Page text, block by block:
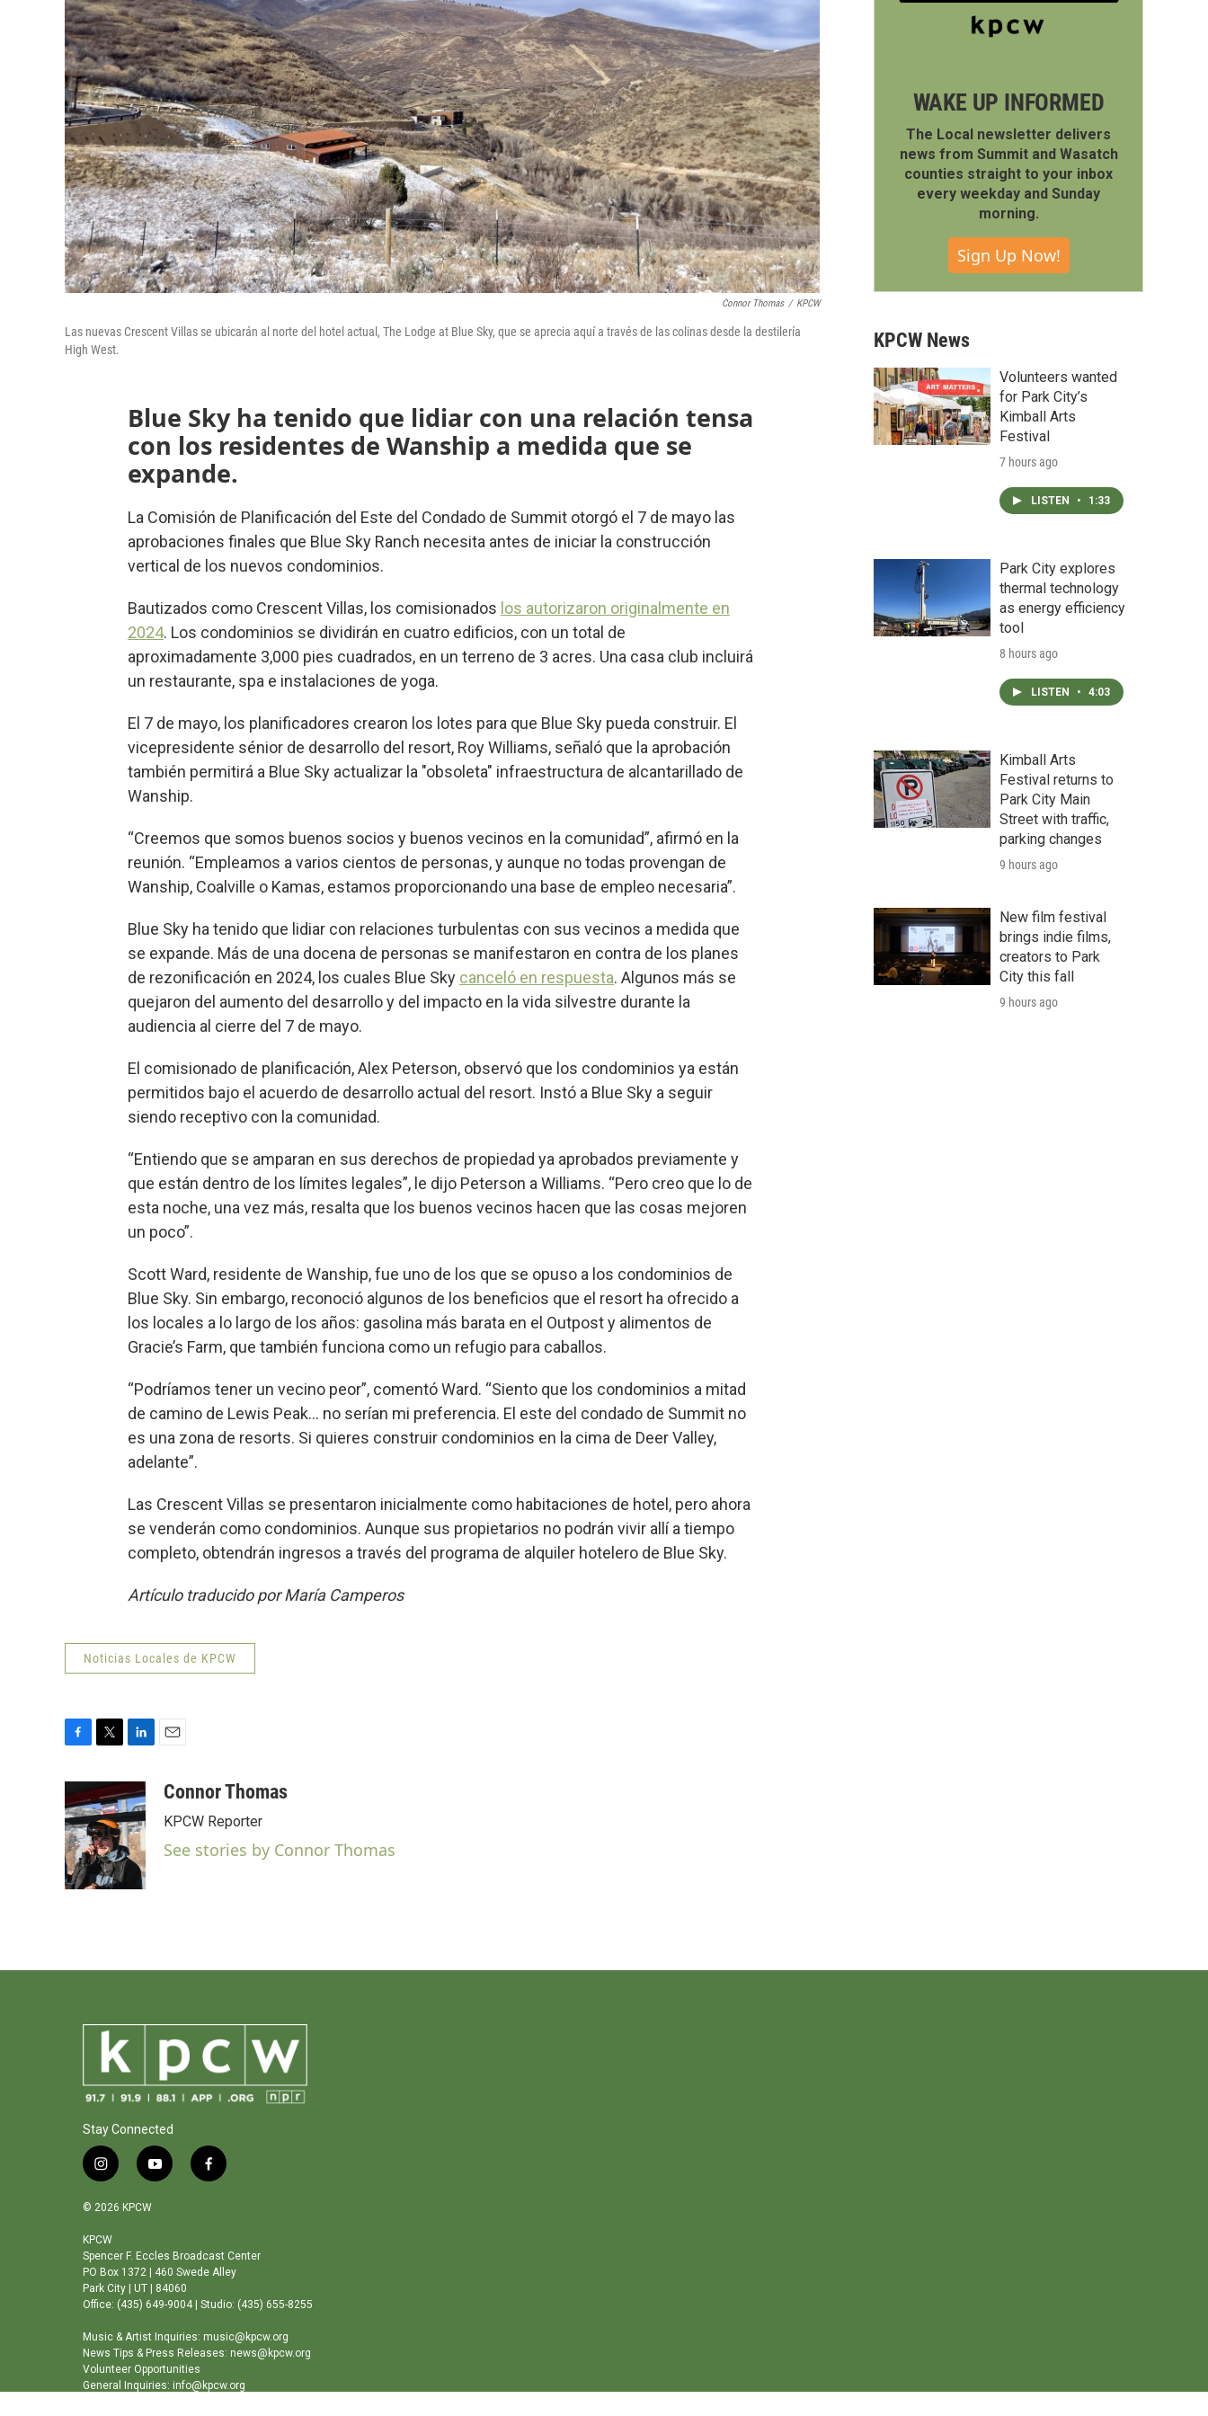
Connor Thomas / KPCW
Las nuevas Crescent Villas se ubicarán al norte del hotel actual, The Lodge at Blue Sky, que se aprecia aquí a través de las colinas desde la destilería
High West.
Blue Sky ha tenido que lidiar con una relación tensa
con los residentes de Wanship a medida que se
expande.
La Comisión de Planificación del Este del Condado de Summit otorgó el 7 de mayo las
aprobaciones finales que Blue Sky Ranch necesita antes de iniciar la construcción
vertical de los nuevos condominios.
Bautizados como Crescent Villas, los comisionados los autorizaron originalmente en
2024. Los condominios se dividirán en cuatro edificios, con un total de
aproximadamente 3,000 pies cuadrados, en un terreno de 3 acres. Una casa club incluirá
un restaurante, spa e instalaciones de yoga.
El 7 de mayo, los planificadores crearon los lotes para que Blue Sky pueda construir. El
vicepresidente sénior de desarrollo del resort, Roy Williams, señaló que la aprobación
también permitirá a Blue Sky actualizar la "obsoleta" infraestructura de alcantarillado de
Wanship.
“Creemos que somos buenos socios y buenos vecinos en la comunidad”, afirmó en la
reunión. “Empleamos a varios cientos de personas, y aunque no todas provengan de
Wanship, Coalville o Kamas, estamos proporcionando una base de empleo necesaria”.
Blue Sky ha tenido que lidiar con relaciones turbulentas con sus vecinos a medida que
se expande. Más de una docena de personas se manifestaron en contra de los planes
de rezonificación en 2024, los cuales Blue Sky canceló en respuesta. Algunos más se
quejaron del aumento del desarrollo y del impacto en la vida silvestre durante la
audiencia al cierre del 7 de mayo.
El comisionado de planificación, Alex Peterson, observó que los condominios ya están
permitidos bajo el acuerdo de desarrollo actual del resort. Instó a Blue Sky a seguir
siendo receptivo con la comunidad.
“Entiendo que se amparan en sus derechos de propiedad ya aprobados previamente y
que están dentro de los límites legales”, le dijo Peterson a Williams. “Pero creo que lo de
esta noche, una vez más, resalta que los buenos vecinos hacen que las cosas mejoren
un poco”.
Scott Ward, residente de Wanship, fue uno de los que se opuso a los condominios de
Blue Sky. Sin embargo, reconoció algunos de los beneficios que el resort ha ofrecido a
los locales a lo largo de los años: gasolina más barata en el Outpost y alimentos de
Gracie’s Farm, que también funciona como un refugio para caballos.
“Podríamos tener un vecino peor”, comentó Ward. “Siento que los condominios a mitad
de camino de Lewis Peak... no serían mi preferencia. El este del condado de Summit no
es una zona de resorts. Si quieres construir condominios en la cima de Deer Valley,
adelante”.
Las Crescent Villas se presentaron inicialmente como habitaciones de hotel, pero ahora
se venderán como condominios. Aunque sus propietarios no podrán vivir allí a tiempo
completo, obtendrán ingresos a través del programa de alquiler hotelero de Blue Sky.
Artículo traducido por María Camperos
Noticias Locales de KPCW
c
e
b
o
o
k
i
t
t
e
r
n
k
e
d
I
aConnor Thomas
KPCW Reporter
See stories by Connor Thomas
WAKE UP INFORMED
The Local newsletter delivers
news from Summit and Wasatch
counties straight to your inbox
every weekday and Sunday
morning.
Sign Up Now!
KPCW News
Volunteers wanted
for Park City’s
Kimball Arts
Festival
7 hours ago
LISTEN • 1:33
Park City explores
thermal technology
as energy efficiency
tool
8 hours ago
LISTEN • 4:03
Kimball Arts
Festival returns to
Park City Main
Street with traffic,
parking changes
9 hours ago
New film festival
brings indie films,
creators to Park
City this fall
9 hours ago
Stay Connected
i
s
a
g
r
a
m
y
b
e
f
o
o
k
© 2026 KPCW
KPCW
Spencer F. Eccles Broadcast Center
PO Box 1372 | 460 Swede Alley
Park City | UT | 84060
Office: (435) 649-9004 | Studio: (435) 655-8255
Music & Artist Inquiries: music@kpcw.org
News Tips & Press Releases: news@kpcw.org
Volunteer Opportunities
General Inquiries: info@kpcw.org